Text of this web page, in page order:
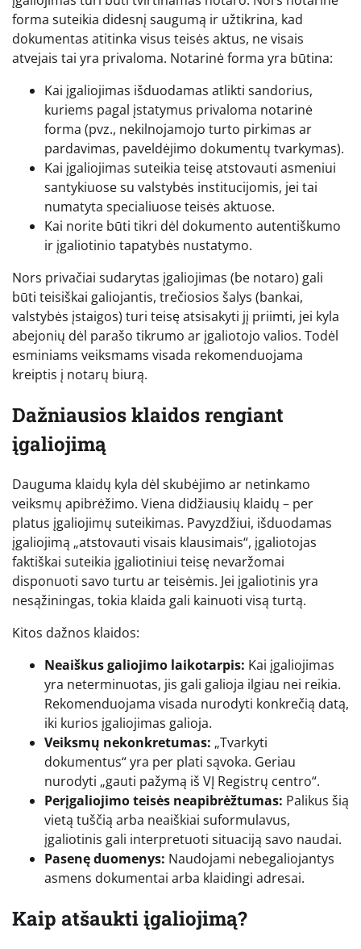
forma suteikia didesnį saugumą ir užtikrina, kad
dokumentas atitinka visus teisės aktus, ne visais
atvejais tai yra privaloma. Notarinė forma yra būtina:
Kai įgaliojimas išduodamas atlikti sandorius,
kuriems pagal įstatymus privaloma notarinė
forma (pvz., nekilnojamojo turto pirkimas ar
pardavimas, paveldėjimo dokumentų tvarkymas).
Kai įgaliojimas suteikia teisę atstovauti asmeniui
santykiuose su valstybės institucijomis, jei tai
numatyta specialiuose teisės aktuose.
Kai norite būti tikri dėl dokumento autentiškumo
ir įgaliotinio tapatybės nustatymo.
Nors privačiai sudarytas įgaliojimas (be notaro) gali
būti teisiškai galiojantis, trečiosios šalys (bankai,
valstybės įstaigos) turi teisę atsisakyti jį priimti, jei kyla
abejonių dėl parašo tikrumo ar įgaliotojo valios. Todėl
esminiams veiksmams visada rekomenduojama
kreiptis į notarų biurą.
Dažniausios klaidos rengiant
įgaliojimą
Dauguma klaidų kyla dėl skubėjimo ar netinkamo
veiksmų apibrėžimo. Viena didžiausių klaidų – per
platus įgaliojimų suteikimas. Pavyzdžiui, išduodamas
įgaliojimą „atstovauti visais klausimais“, įgaliotojas
faktiškai suteikia įgaliotiniui teisę nevaržomai
disponuoti savo turtu ar teisėmis. Jei įgaliotinis yra
nesąžiningas, tokia klaida gali kainuoti visą turtą.
Kitos dažnos klaidos:
Neaiškus galiojimo laikotarpis: Kai įgaliojimas
yra neterminuotas, jis gali galioja ilgiau nei reikia.
Rekomenduojama visada nurodyti konkrečią datą,
iki kurios įgaliojimas galioja.
Veiksmų nekonkretumas: „Tvarkyti
dokumentus“ yra per plati sąvoka. Geriau
nurodyti „gauti pažymą iš VĮ Registrų centro“.
Perįgaliojimo teisės neapibrėžtumas: Palikus šią
vietą tuščią arba neaiškiai suformulavus,
įgaliotinis gali interpretuoti situaciją savo naudai.
Pasenę duomenys: Naudojami nebegaliojantys
asmens dokumentai arba klaidingi adresai.
Kaip atšaukti įgaliojimą?